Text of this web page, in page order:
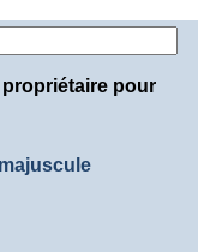
pour